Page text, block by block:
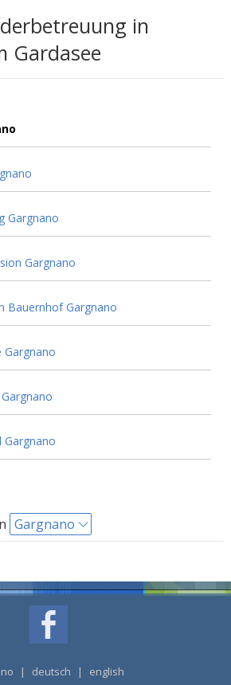
in
Gardasee
Gargnano
Gargnano
Bauernhof Gargnano
Gargnano
Gargnano
Gargnano
| deutsch | english